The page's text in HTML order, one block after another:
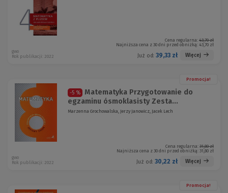
Cena regularna: 43,70 zł
Najniższa cena z 30 dni przed obniżką: 43,70 zł
Już od: 39,33 zł Więcej
gwo
Rok publikacji: 2022
Promocja!
-5 %
Matematyka Przygotowanie do
egzaminu ósmoklasisty Zesta...
Marzenna Grochowalska, Jerzy Janowicz, Jacek Lech
Cena regularna: 31,80 zł
Najniższa cena z 30 dni przed obniżką: 31,80 zł
Już od: 30,22 zł Więcej
gwo
Rok publikacji: 2022
Promocja!